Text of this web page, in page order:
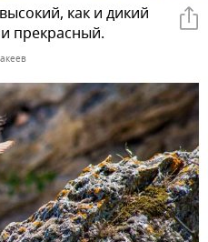
как и дикий
прекрасный.